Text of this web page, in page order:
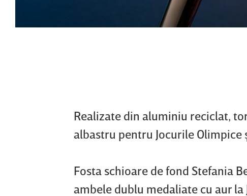
Realizate din aluminiu reciclat,
albastru pentru Jocurile
Fosta schioare de fond Stefania
ambele dublu medaliate cu aur